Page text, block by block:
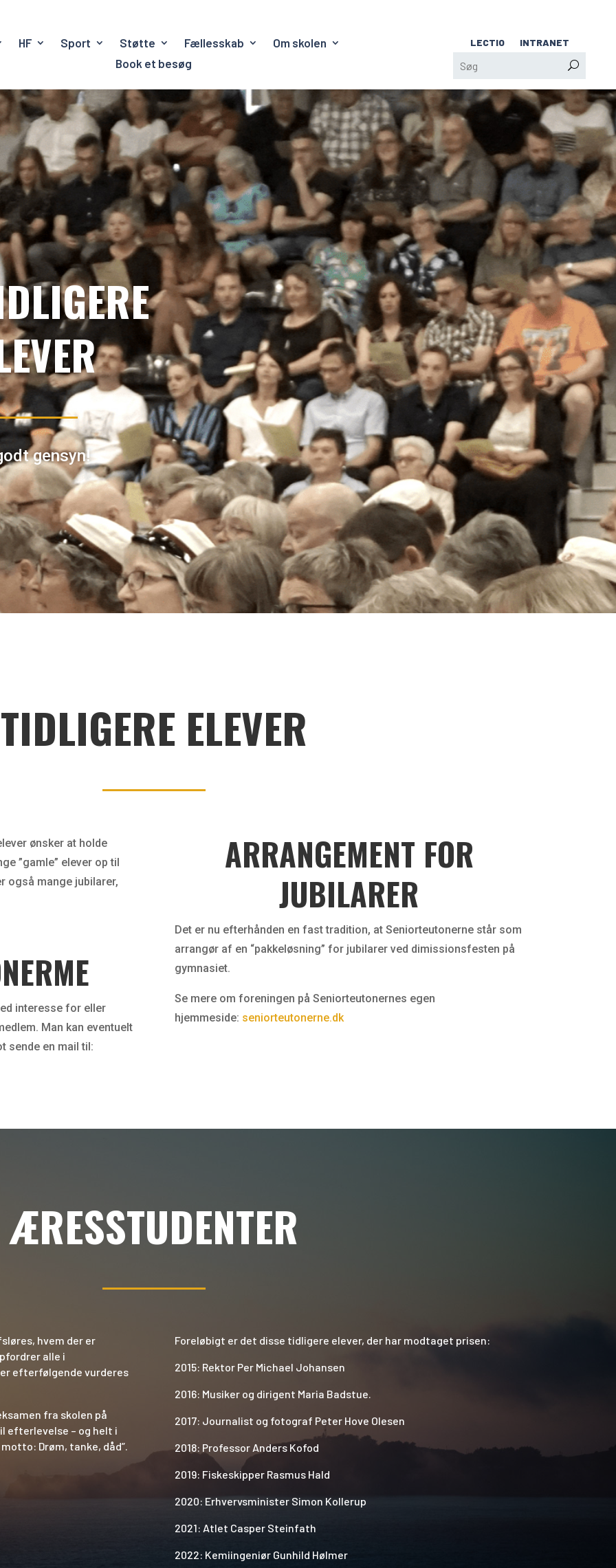
HF Sport Støtte Fællesskab
Om skolen
Book et besøg
LECTIO INTRANET
gensyn!
TIDLIGERE ELEVER
ønsker at holde
”gamle” elever op til
også mange jubilarer,
interesse for eller
Man kan eventuelt
sende en mail til:
ARRANGEMENT FOR
JUBILARER
Det er nu efterhånden en fast tradition, at Seniorteutonerne står som
arrangør af en “pakkeløsning” for jubilarer ved dimissionsfesten på
gymnasiet.
Se mere om foreningen på Seniorteutonernes egen
hjemmeside: seniorteutonerne.dk
ÆRESSTUDENTER
hvem der er
alle i
efterfølgende vurderes
fra skolen på
efterlevelse – og helt i
Drøm, tanke, dåd”.
Foreløbigt er det disse tidligere elever, der har modtaget prisen:
2015: Rektor Per Michael Johansen
2016: Musiker og dirigent Maria Badstue.
2017: Journalist og fotograf Peter Hove Olesen
2018: Professor Anders Kofod
2019: Fiskeskipper Rasmus Hald
2020: Erhvervsminister Simon Kollerup
2021: Atlet Casper Steinfath
2022: Kemiingeniør Gunhild Hølmer